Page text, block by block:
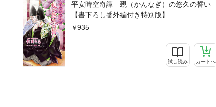
平安時空奇譚 覡（かんなぎ）の悠久の誓い
【書下ろし番外編付き特別版】
935
試し読み カートへ